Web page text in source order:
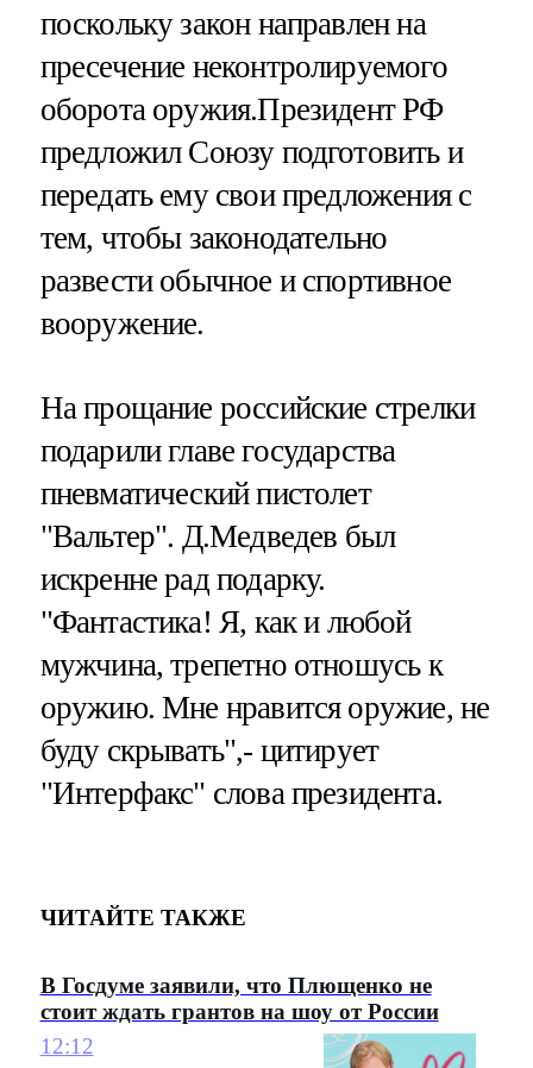
поскольку закон направлен на
пресечение неконтролируемого
оборота оружия.Президент РФ
предложил Союзу подготовить и
передать ему свои предложения с
тем, чтобы законодательно
развести обычное и спортивное
вооружение.
На прощание российские стрелки
подарили главе государства
пневматический пистолет
"Вальтер". Д.Медведев был
искренне рад подарку.
"Фантастика! Я, как и любой
мужчина, трепетно отношусь к
оружию. Мне нравится оружие, не
буду скрывать",- цитирует
"Интерфакс" слова президента.
ЧИТАЙТЕ ТАКЖЕ
В Госдуме заявили, что Плющенко не
стоит ждать грантов на шоу от России
12:12